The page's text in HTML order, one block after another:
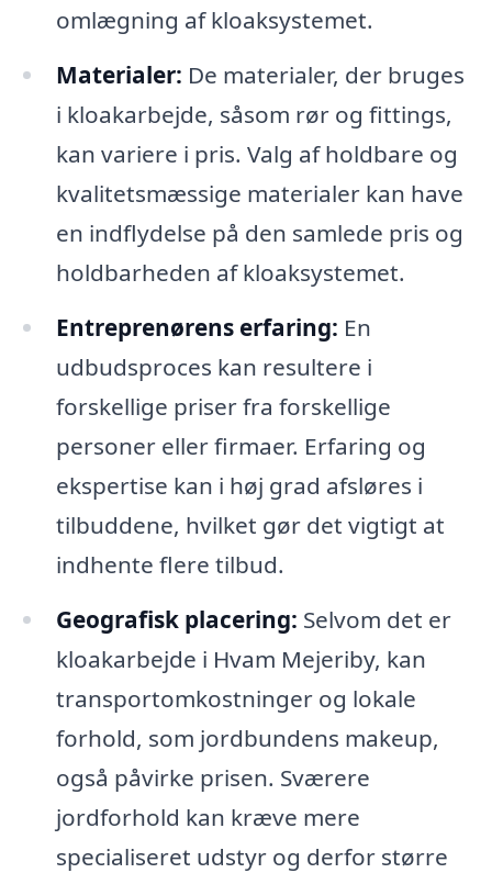
omlægning af kloaksystemet.
Materialer: De materialer, der bruges
i kloakarbejde, såsom rør og fittings,
kan variere i pris. Valg af holdbare og
kvalitetsmæssige materialer kan have
en indflydelse på den samlede pris og
holdbarheden af kloaksystemet.
Entreprenørens erfaring: En
udbudsproces kan resultere i
forskellige priser fra forskellige
personer eller firmaer. Erfaring og
ekspertise kan i høj grad afsløres i
tilbuddene, hvilket gør det vigtigt at
indhente flere tilbud.
Geografisk placering: Selvom det er
kloakarbejde i Hvam Mejeriby, kan
transportomkostninger og lokale
forhold, som jordbundens makeup,
også påvirke prisen. Sværere
jordforhold kan kræve mere
specialiseret udstyr og derfor større